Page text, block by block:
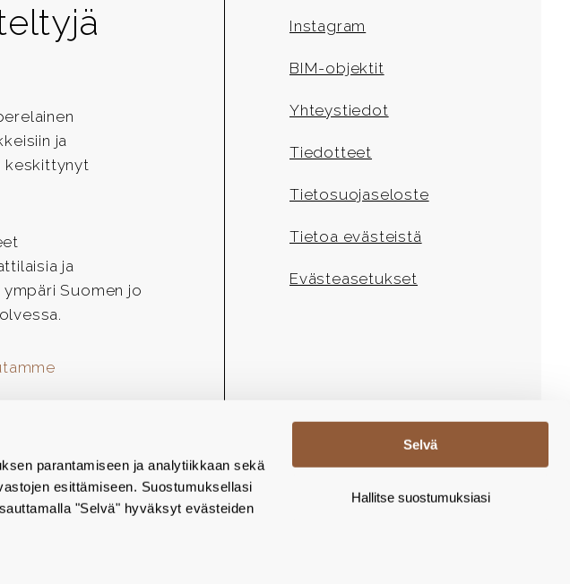
parantamiseen ja analytiikkaan sekä
esittämiseen. Suostumuksellasi
"Selvä" hyväksyt evästeiden
Selvä
Hallitse suostumuksiasi
ja
keskittynyt
ja
Suomen jo
Instagram
BIM-objektit
Yhteystiedot
Tiedotteet
Tietosuojaseloste
Tietoa evästeistä
Evästeasetukset